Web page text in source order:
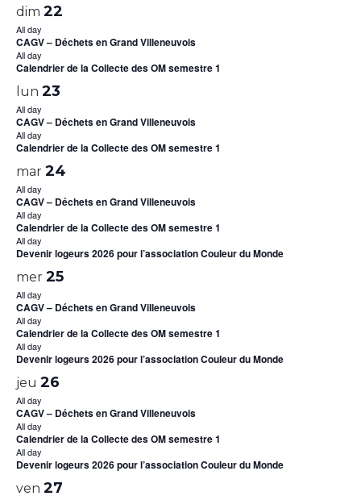
dim 22
All day
CAGV – Déchets en Grand Villeneuvois
All day
Calendrier de la Collecte des OM semestre 1
lun 23
All day
CAGV – Déchets en Grand Villeneuvois
All day
Calendrier de la Collecte des OM semestre 1
mar 24
All day
CAGV – Déchets en Grand Villeneuvois
All day
Calendrier de la Collecte des OM semestre 1
All day
Devenir logeurs 2026 pour l’association Couleur du Monde
mer 25
All day
CAGV – Déchets en Grand Villeneuvois
All day
Calendrier de la Collecte des OM semestre 1
All day
Devenir logeurs 2026 pour l’association Couleur du Monde
jeu 26
All day
CAGV – Déchets en Grand Villeneuvois
All day
Calendrier de la Collecte des OM semestre 1
All day
Devenir logeurs 2026 pour l’association Couleur du Monde
ven 27